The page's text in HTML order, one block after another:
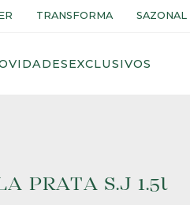
TRANSFORMA SAZONAL
EXCLUSIVOS
PRATA S.J 1.5l